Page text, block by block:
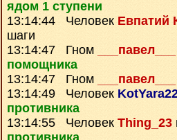
ядом 1 ступени
13:14:44 Человек Евпатий
шаги
13:14:47 Гном
___павел___
помощника
13:14:47 Гном
13:14:49 Человек
противника
13:14:55 Человек Thing_23
противника